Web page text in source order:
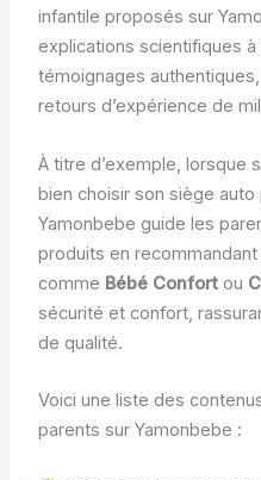
infantile proposés sur
explications scientifiques
témoignages
retours d’expérience de
À titre d’exemple, lorsque
bien choisir son siège
Yamonbebe guide les
produits en
comme Bébé Confortou
sécurité et confort,
de qualité.
Voici une liste des
parents sur Yamonbebe :